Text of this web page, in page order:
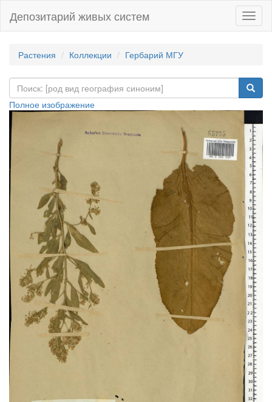
Депозитарий живых систем
Растения Коллекции Гербарий МГУ
Полное изображение